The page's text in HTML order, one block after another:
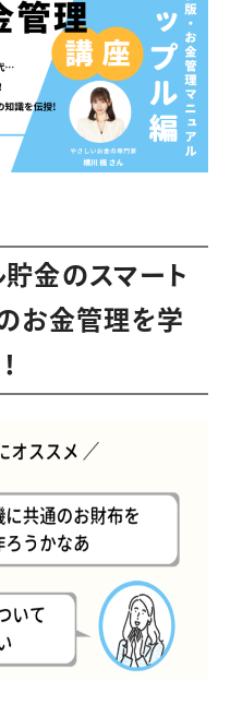
貯金のスマート
お金管理を学